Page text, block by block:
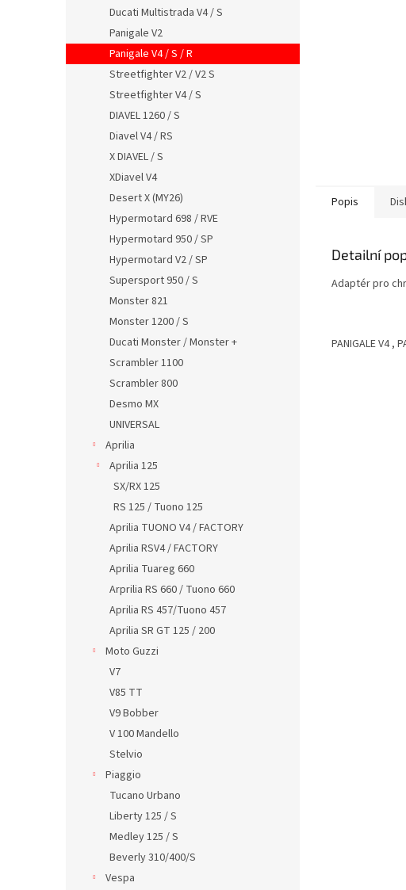
l
Ducati Multistrada V4 / S
Panigale V2
Panigale V4 / S / R
Streetfighter V2 / V2 S
Streetfighter V4 / S
DIAVEL 1260 / S
Diavel V4 / RS
X DIAVEL / S
XDiavel V4
Desert X (MY26)
Hypermotard 698 / RVE
Hypermotard 950 / SP
Hypermotard V2 / SP
Supersport 950 / S
Monster 821
Monster 1200 / S
Ducati Monster / Monster +
Scrambler 1100
Scrambler 800
Desmo MX
UNIVERSAL
Aprilia
Aprilia 125
SX/RX 125
RS 125 / Tuono 125
Aprilia TUONO V4 / FACTORY
Aprilia RSV4 / FACTORY
Aprilia Tuareg 660
Arprilia RS 660 / Tuono 660
Aprilia RS 457/Tuono 457
Aprilia SR GT 125 / 200
Moto Guzzi
V7
V85 TT
V9 Bobber
V 100 Mandello
Stelvio
Piaggio
Tucano Urbano
Liberty 125 / S
Medley 125 / S
Beverly 310/400/S
Vespa
Popis
Detailní
Adaptér pro
PANIGALE V4 ,